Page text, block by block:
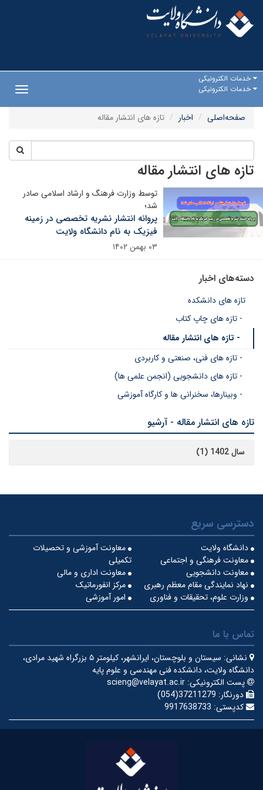
خدمات الکترونیکی
خدمات الکترونیکی
صفحه‌اصلی
اخبار تازه های انتشار مقاله
تازه های انتشار مقاله
توسط وزارت فرهنگ و ارشاد اسلامی صادر
شد؛
پروانه انتشار نشریه تخصصی در زمینه
فیزیک به نام دانشگاه ولایت
۰۳ بهمن ۱۴۰۲
دسته‌های اخبار
تازه های دانشکده
- تازه های چاپ کتاب
- تازه های انتشار مقاله
- تازه های فنی، صنعتی و کاربردی
- تازه های دانشجویی (انجمن علمی ها)
- وبینارها، سخنرانی ها و کارگاه آموزشی
تازه های انتشار مقاله - آرشیو
سال 1402 (1)
دسترسی سریع
معاونت آموزشی و تحصیلات
تکمیلی
دانشگاه ولایت
معاونت فرهنگی و اجتماعی
معاونت اداری و مالی
معاونت دانشجویی
مرکز انفورماتیک
نهاد نمایندگی مقام معظم رهبری
امور آموزشی
وزارت علوم، تحقیقات و فناوری
تماس با ما
نشانی:
سیستان و بلوچستان، ایرانشهر، کیلومتر ۵ بزرگراه شهید مرادی،
دانشگاه ولایت، دانشکده فنی مهندسی و علوم پایه
پست الکترونیکی: scieng@velayat.ac.ir
دورنگار: 37211279(054)
کدپستی: 9917638733